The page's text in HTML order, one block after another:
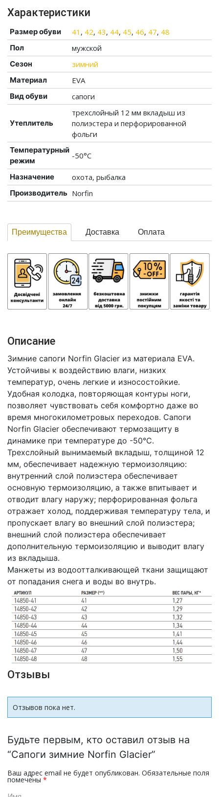
Характеристики
Размер обуви 41 , 42, 43, 44, 45, 46, 47, 48
Пол мужской
Сезон зимний
Материал EVA
Вид обуви сапоги
Утеплитель
трехслойный 12 мм вкладыш из
полиэстера и перфорированной
фольги
Температурный
режим
-50°С
Назначение охота, рыбалка
Производитель Norfin
Преимущества Доставка Оплата
Описание
Зимние сапоги Norfin Glacier из материала EVA.
Устойчивы к воздействию влаги, низких
температур, очень легкие и износостойкие.
Удобная колодка, повторяющая контуры ноги,
позволяет чувствовать себя комфортно даже во
время многокилометровых переходов. Сапоги
Norfin Glacier обеспечивают термозащиту в
динамике при температуре до -50°С.
Трехслойный вынимаемый вкладыш, толщиной 12
мм, обеспечивает надежную термоизоляцию:
внутренний слой полиэстера обеспечивает
основную термоизоляцию, а также впитывает и
отводит влагу наружу; перфорированная фольга
отражает холод, поддерживая температуру тела, и
пропускает влагу во внешний слой полиэстера;
внешний слой полиэстера обеспечивает
дополнительную термоизоляцию и выводит влагу
из вкладыша.
Манжеты из водоотталкивающей ткани защищают
от попадания снега и воды во внутрь.
Отзывы
Отзывов пока нет.
Будьте первым, кто оставил отзыв на
“Сапоги зимние Norfin Glacier”
Ваш адрес email не будет опубликован. Обязательные поля
помечены *